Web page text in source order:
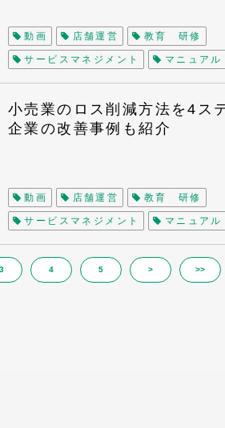
事例 離職 離職率 PDCA
動画 店舗運営 教育 研修
サービスマネジメント マニュアル
QSC 小売業 アンケート
サービスプロフィットチェーン
チェーン店 現場改善
事例 PDCA
小売業のロス削減方法を4ス
企業の改善事例も紹介
動画 店舗運営 教育 研修
サービスマネジメント マニュアル
QSC 小売業 アンケート
サービスプロフィットチェーン
3 4 5 > >>